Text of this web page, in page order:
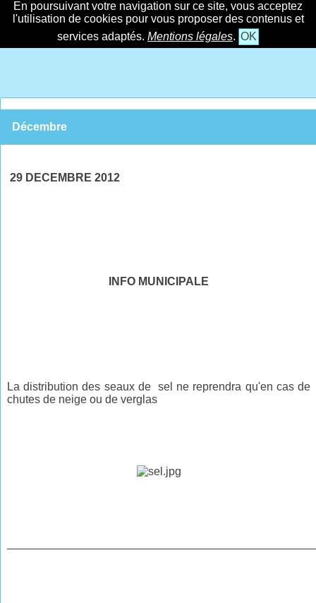
En poursuivant votre navigation sur ce site, vous acceptez
l'utilisation de cookies pour vous proposer des contenus et
services adaptés. Mentions légales. OK
Décembre
29 DECEMBRE 2012
INFO MUNICIPALE
La distribution des seaux de sel ne reprendra qu'en cas de
chutes de neige ou de verglas